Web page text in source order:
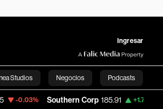
Ingresar
Studios Negocios Podcasts
Southern Corp 185.91 +1.75% Copa